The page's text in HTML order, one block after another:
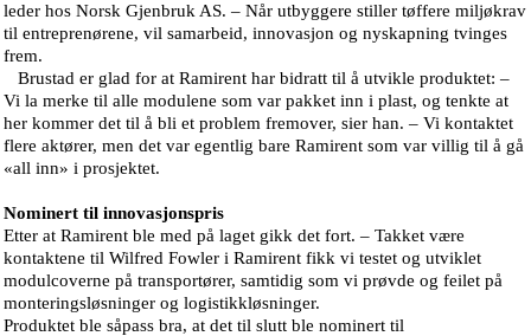
leder hos Norsk Gjenbruk AS. – Når utbyggere stiller tøffere miljøkrav
til entreprenørene, vil samarbeid, innovasjon og nyskapning tvinges
frem.
Brustad er glad for at Ramirent har bidratt til å utvikle produktet: –
Vi la merke til alle modulene som var pakket inn i plast, og tenkte at
her kommer det til å bli et problem fremover, sier han. – Vi kontaktet
flere aktører, men det var egentlig bare Ramirent som var villig til å gå
«all inn» i prosjektet.
Nominert til innovasjonspris
Etter at Ramirent ble med på laget gikk det fort. – Takket være
kontaktene til Wilfred Fowler i Ramirent fikk vi testet og utviklet
modulcoverne på transportører, samtidig som vi prøvde og feilet på
monteringsløsninger og logistikkløsninger.
Produktet ble såpass bra, at det til slutt ble nominert til